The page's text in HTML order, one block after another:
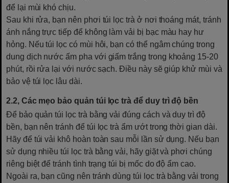
để lại mùi khó chịu.
Sau khi rửa, bạn nên phơi túi lọc trà ở nơi thoáng mát, tránh
ánh nắng trực tiếp để không làm vải bị bạc màu hay hư
hỏng. Nếu túi lọc có mùi hôi, bạn có thể ngâm chúng trong
dung dịch nước ấm pha với giấm trắng trong khoảng 15-20
phút, rồi rửa lại với nước sạch. Điều này sẽ giúp khử mùi và
bảo vệ túi lọc lâu dài.
2.2, Các mẹo bảo quản túi lọc trà để duy trì độ bền
Để bảo quản túi lọc trà bằng vải đúng cách và duy trì độ
bền, bạn nên tránh để túi lọc trà ẩm ướt trong thời gian dài.
Hãy để túi vải khô hoàn toàn sau mỗi lần sử dụng. Nếu bạn
sử dụng nhiều túi lọc trà bằng vải, hãy giặt và phơi chúng
riêng biệt để tránh tình trạng túi bị mốc do độ ẩm cao.
Ngoài ra, bạn cũng nên tránh dùng túi lọc trà bằng vải trong